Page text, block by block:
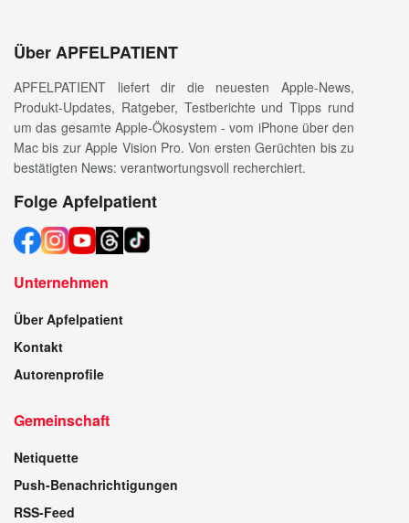
Über APFELPATIENT
APFELPATIENT liefert dir die neuesten Apple-News,
Produkt-Updates, Ratgeber, Testberichte und Tipps rund
um das gesamte Apple-Ökosystem - vom iPhone über den
Mac bis zur Apple Vision Pro. Von ersten Gerüchten bis zu
bestätigten News: verantwortungsvoll recherchiert.
Folge Apfelpatient
Unternehmen
Über Apfelpatient
Kontakt
Autorenprofile
Gemeinschaft
Netiquette
Push-Benachrichtigungen
RSS-Feed